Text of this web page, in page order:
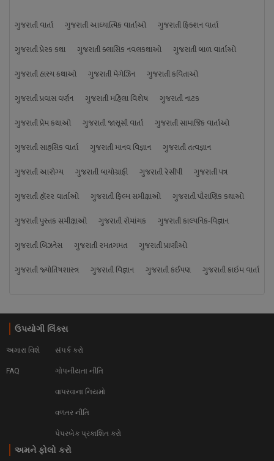
ગુજરાતી વાર્તા ગુજરાતી આધ્યાત્મિક વાર્તાઓ
ગુજરાતી ફિક્શન વાર્તા
ગુજરાતી પ્રેરક કથા
ગુજરાતી ક્લાસિક નવલકથાઓ
ગુજરાતી બાળ વાર્તાઓ
ગુજરાતી હાસ્ય કથાઓ
ગુજરાતી મેગેઝિન
ગુજરાતી કવિતાઓ
ગુજરાતી પ્રવાસ વર્ણન
ગુજરાતી મહિલા વિશેષ
ગુજરાતી નાટક
ગુજરાતી પ્રેમ કથાઓ
ગુજરાતી જાસૂસી વાર્તા
ગુજરાતી સામાજિક વાર્તાઓ
ગુજરાતી સાહસિક વાર્તા
ગુજરાતી માનવ વિજ્ઞાન
ગુજરાતી તત્વજ્ઞાન
ગુજરાતી આરોગ્ય
ગુજરાતી બાયોગ્રાફી ગુજરાતી રેસીપી
ગુજરાતી પત્ર
ગુજરાતી હૉરર વાર્તાઓ
ગુજરાતી ફિલ્મ સમીક્ષાઓ
ગુજરાતી પૌરાણિક કથાઓ
ગુજરાતી પુસ્તક સમીક્ષાઓ
ગુજરાતી રોમાંચક
ગુજરાતી કાલ્પનિક-વિજ્ઞાન
ગુજરાતી બિઝનેસ
ગુજરાતી રમતગમત
ગુજરાતી પ્રાણીઓ
ગુજરાતી જ્યોતિષશાસ્ત્ર
ગુજરાતી વિજ્ઞાન ગુજરાતી કંઈપણ ગુજરાતી ક્રાઇમ વાર્તા
ઉપયોગી લિંક્સ
અમારા વિશે
FAQ
સંપર્ક કરો
ગોપનીયતા નીતિ
વાપરવાના નિયમો
વળતર નીતિ
પેપરબેક પ્રકાશિત કરો
અમને ફોલો કરો